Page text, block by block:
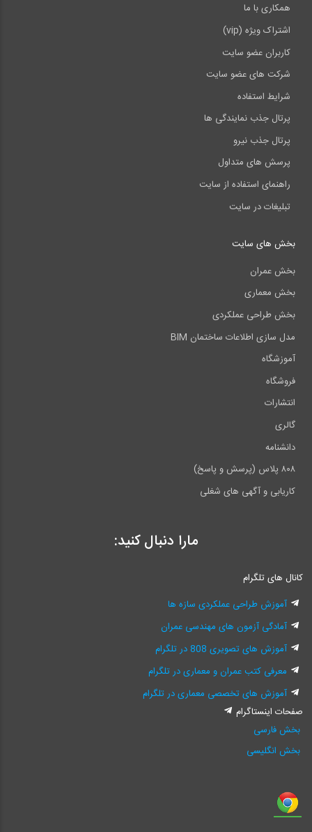
همکاری با ما
اشتراک ویژه (vip)
کاربران عضو سایت
شرکت های عضو سایت
شرایط استفاده
پرتال جذب نمایندگی ها
پرتال جذب نیرو
پرسش های متداول
راهنمای استفاده از سایت
تبلیغات در سایت
بخش های سایت
بخش عمران
بخش معماری
بخش طراحی عملکردی
مدل سازی اطلاعات ساختمان BIM
آموزشگاه
فروشگاه
انتشارات
گالری
دانشنامه
۸۰۸ پلاس (پرسش و پاسخ)
کاریابی و آگهی های شغلی
مارا دنبال کنید:
کانال های تلگرام
آموزش طراحی عملکردی سازه ها
آمادگی آزمون های مهندسی عمران
آموزش های تصویری 808 در تلگرام
معرفی کتب عمران و معماری در تلگرام
آموزش های تخصصی معماری در تلگرام
صفحات اینستاگرام
بخش فارسی
بخش انگلیسی